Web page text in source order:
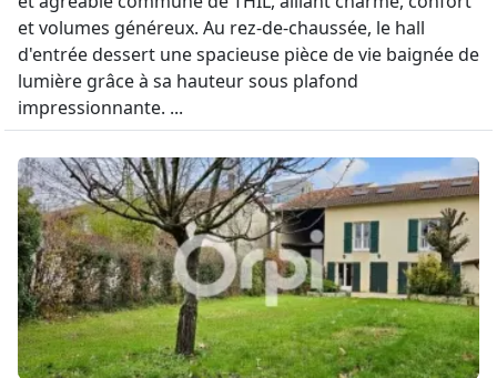
et volumes généreux. Au rez-de-chaussée, le hall
d'entrée dessert une spacieuse pièce de vie baignée de
lumière grâce à sa hauteur sous plafond
impressionnante. ...